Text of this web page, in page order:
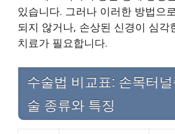
있습니다. 그러나 이러한 방법으
되지 않거나, 손상된 신경이 심각
치료가 필요합니다.
수술법 비교표: 손목터
술 종류와 특징